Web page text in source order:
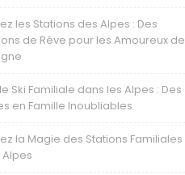
les Stations des Alpes : Des
de Rêve pour les Amoureux de
Ski Familiale dans les Alpes : Des
en Famille Inoubliables
la Magie des Stations Familiales